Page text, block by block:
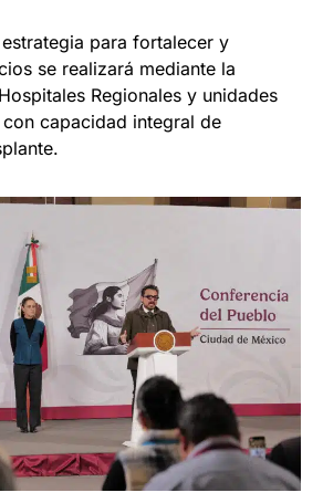
para fortalecer y
se realizará mediante la
Regionales y unidades
capacidad integral de